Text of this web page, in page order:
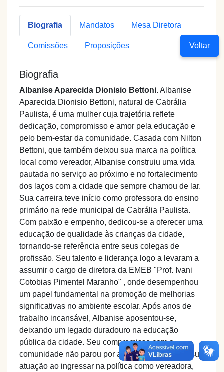
Voltar
Biografia Mandatos Mesa Diretora
Comissões Proposições
Biografia
Albanise Aparecida Dionisio Bettoni. Albanise
Aparecida Dionisio Bettoni, natural de Cabrália
Paulista, é uma mulher cuja trajetória reflete
dedicação, compromisso e amor pela educação e
pelo bem-estar da comunidade. Casada com Nilton
Bettoni, que também deixou sua marca na política
local como vereador, Albanise construiu uma vida
pautada no serviço ao próximo e no fortalecimento
dos laços com a cidade que sempre chamou de lar.
Sua carreira teve início como professora do ensino
primário na rede municipal de Cabrália Paulista.
Com paixão e empenho, dedicou-se a oferecer uma
educação de qualidade às crianças da cidade,
tornando-se referência entre seus colegas de
profissão. Seu talento e liderança logo a levaram a
assumir o cargo de diretora da EMEB "Prof. Ivani
Cotobias Pimentel Maranho" , onde desempenhou
um papel fundamental na promoção de melhorias
significativas no ambiente escolar. Após anos de
trabalho incansável, Albanise aposentou-se,
deixando um legado duradouro na educação
pública da cidade. Seu compromisso com a
comunidade não parou por aí. Albanise ampliou sua
atuação ao ingressar na política como vereadora,